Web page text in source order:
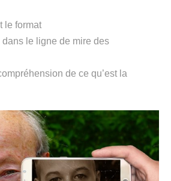
le format
dans le ligne de mire des
de ce qu’est la